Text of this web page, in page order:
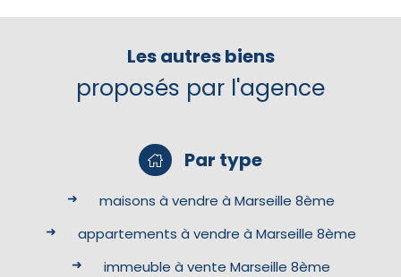
Les autres biens
proposés par l'agence
Par type
maisons à vendre à Marseille 8ème
appartements à vendre à Marseille 8ème
immeuble à vente Marseille 8ème